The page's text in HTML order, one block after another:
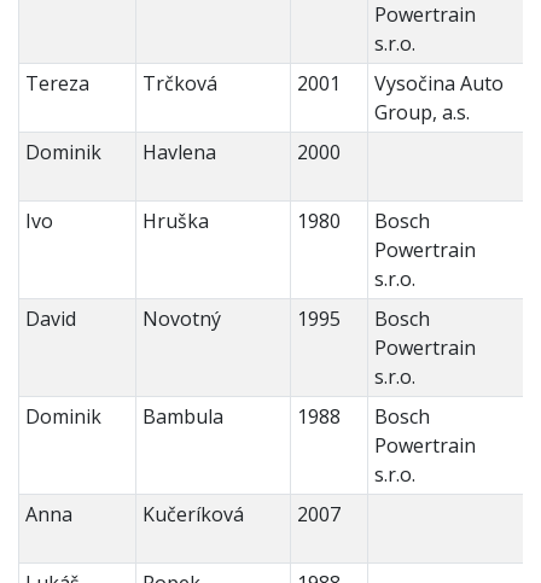
Powertrain
s.r.o.
Tereza
Trčková 2001
Vysočina Auto
Group, a.s.
Dominik
Havlena 2000
Ivo Hruška 1980
Bosch
Powertrain
s.r.o.
David
Novotný 1995
Bosch
Powertrain
s.r.o.
Dominik
Bambula 1988
Bosch
Powertrain
s.r.o.
Anna
Kučeríková 2007